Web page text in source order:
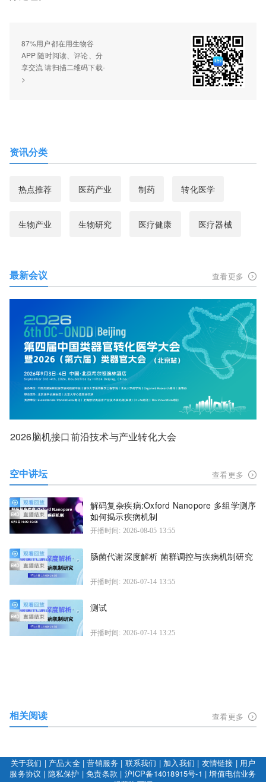
87%用户都在用生物谷
APP 随时阅读、评论、分
享交流 请扫描二维码下载-
>
资讯分类
热点推荐 医药产业 制药 转化医学
生物产业 生物研究 医疗健康 医疗器械
最新会议 查看更多
2026脑机接口前沿技术与产业转化大会
空中讲坛 查看更多
解码复杂疾病:Oxford Nanopore 多组学测序
如何揭示疾病机制
开播时间: 2026-08-05 13:55
肠菌代谢深度解析 菌群调控与疾病机制研究
开播时间: 2026-07-14 13:55
测试
开播时间: 2026-07-14 13:25
相关阅读 查看更多
关于我们 | 产品大全|营销服务 | 联系我们 | 加入我们 | 友情链接 | 用户
服务协议 | 隐私保护 |免责条款 | 沪ICP备14018915号-1 |增值电信业务